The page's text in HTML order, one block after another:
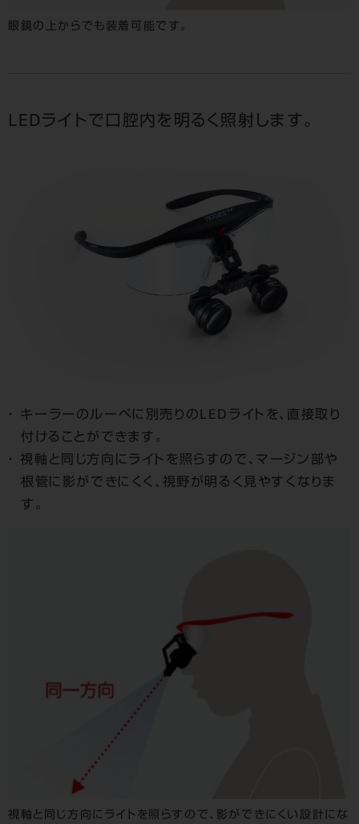
眼鏡の上からでも装着可能です。
LEDライトで口腔内を明るく照射します。
キーラーのルーペに別売りのLEDライトを、直接取り
付けることができます。
視軸と同じ方向にライトを照らすので、マージン部や
根管に影ができにくく、視野が明るく見やすくなりま
す。
視軸と同じ方向にライトを照らすので、影ができにくい設計にな